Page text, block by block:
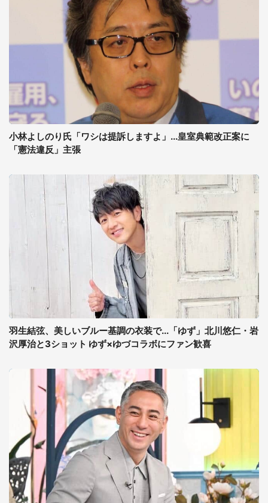
小林よしのり氏「ワシは提訴しますよ」...皇室典範改正案に
「憲法違反」主張
羽生結弦、美しいブルー基調の衣装で...「ゆず」北川悠仁・岩
沢厚治と3ショット ゆず×ゆづコラボにファン歓喜